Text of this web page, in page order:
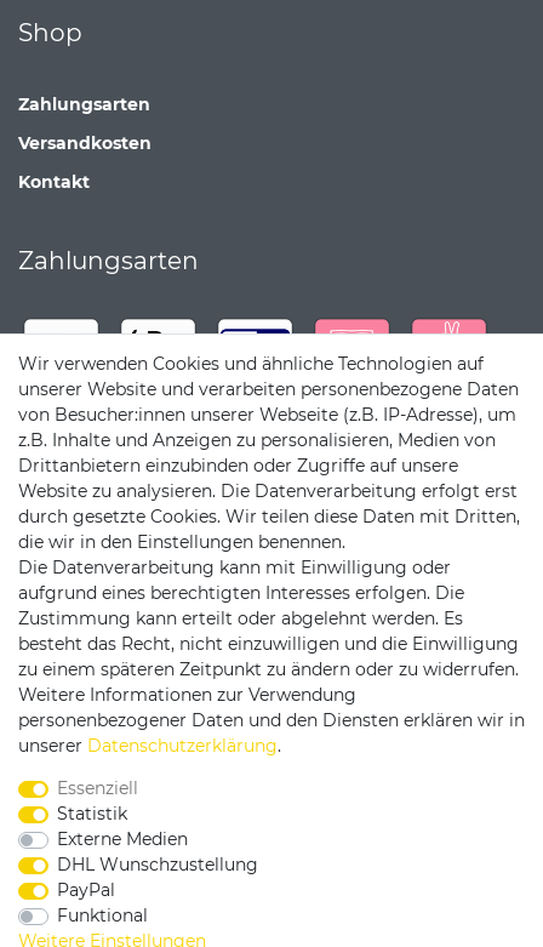
Shop
Zahlungsarten
Versandkosten
Kontakt
Zahlungsarten
Versandpartner
Service & Kontakt
Rufen Sie uns an unter:
0375 - 21459172
Widerrufsrecht |
Wir verwenden Cookies und ähnliche Technologien auf
unserer Website und verarbeiten personenbezogene Daten
von Besucher:innen unserer Webseite (z.B. IP-Adresse), um
z.B. Inhalte und Anzeigen zu personalisieren, Medien von
Drittanbietern einzubinden oder Zugriffe auf unsere
Website zu analysieren. Die Datenverarbeitung erfolgt erst
durch gesetzte Cookies. Wir teilen diese Daten mit Dritten,
die wir in den Einstellungen benennen.
Die Datenverarbeitung kann mit Einwilligung oder
aufgrund eines berechtigten Interesses erfolgen. Die
Zustimmung kann erteilt oder abgelehnt werden. Es
besteht das Recht, nicht einzuwilligen und die Einwilligung
zu einem späteren Zeitpunkt zu ändern oder zu widerrufen.
Weitere Informationen zur Verwendung
personenbezogener Daten und den Diensten erklären wir in
unserer Daten­schutz­erklärung.
Essenziell
Statistik
Externe Medien
DHL Wunschzustellung
PayPal
Funktional
Weitere Einstellungen